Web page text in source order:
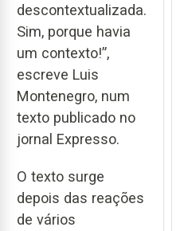
descontextualizada.
Sim, porque havia
um contexto!”,
escreve Luis
Montenegro, num
texto publicado no
jornal Expresso.
O texto surge
depois das reações
de vários